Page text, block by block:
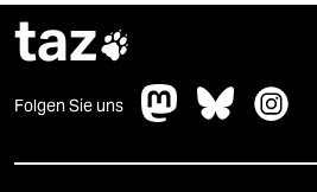
taz
Folgen Sie uns